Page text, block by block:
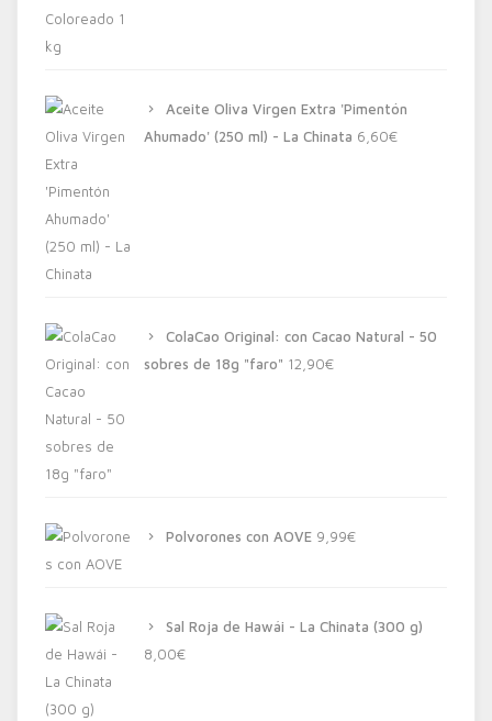
Aceite Oliva Virgen Extra 'Pimentón
Ahumado' (250 ml) - La Chinata 6,60€
ColaCao Original: con Cacao Natural - 50
sobres de 18g "faro" 12,90€
Polvorones con AOVE 9,99€
Sal Roja de Hawái - La Chinata (300 g)
8,00€